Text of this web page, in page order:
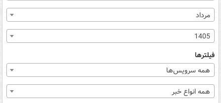
مرداد
1405
فیلترها
همه سرویس‌ها
همه انواع خبر